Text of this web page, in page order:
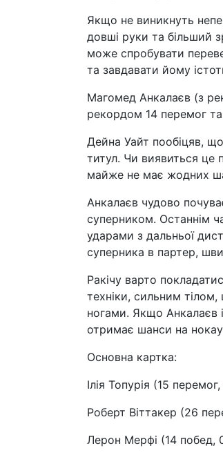
Якщо не виникнуть
довші руки та більший
може спробувати
та завдавати йому
Магомед Анкалаєв (з
рекордом 14 перемог
Дейна Уайт пообіцяв,
титул. Чи виявиться це
майже не має жодних
Анкалаєв чудово
суперником. Останнім
ударами з дальньої
суперника в партер,
Ракічу варто
техніки, сильним
ногами. Якщо Анкалаєв
отримає шанси на
Основна картка:
Ілія Топурія (15
Роберт Віттакер (26
Лерон Мерфі (14 побед,